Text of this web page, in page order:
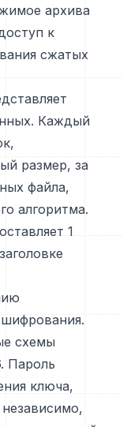
архива
к
сжатых
Каждый
размер, за
файла,
алгоритма.
1
схемы
Пароль
ключа,